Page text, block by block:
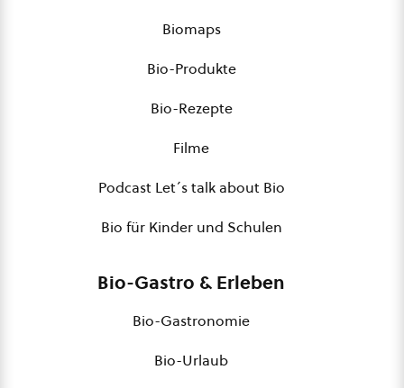
Biomaps
Bio-Produkte
Bio-Rezepte
Filme
Podcast Let´s talk about Bio
Bio für Kinder und Schulen
Bio-Gastro & Erleben
Bio-Gastronomie
Bio-Urlaub